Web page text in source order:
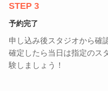
STEP 3
予約完了
申し込み後スタジオから確
確定したら当日は指定のス
験しましょう！